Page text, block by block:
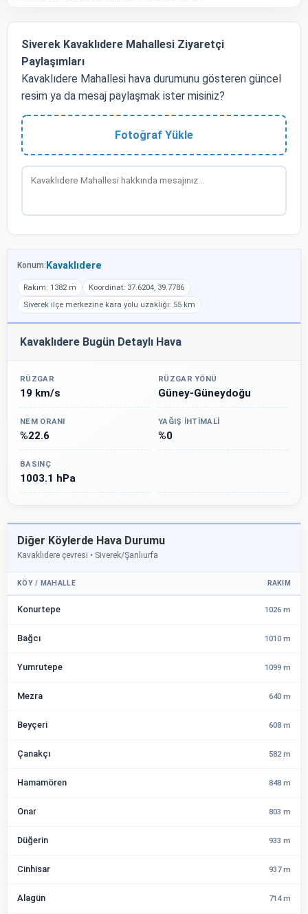
Siverek Kavaklıdere Mahallesi Ziyaretçi
Paylaşımları
Kavaklıdere Mahallesi hava durumunu gösteren güncel
resim ya da mesaj paylaşmak ister misiniz?
Fotoğraf Yükle
Konum: Kavaklıdere
Rakım: 1382 m
Koordinat: 37.6204, 39.7786
Siverek ilçe merkezine kara yolu uzaklığı: 55 km
Kavaklıdere Bugün Detaylı Hava
RÜZGAR
19 km/s
RÜZGAR YÖNÜ
Güney-Güneydoğu
NEM ORANI
%22.6
YAĞIŞ İHTIMALI
%0
BASINÇ
1003.1 hPa
Diğer Köylerde Hava Durumu
Kavaklıdere çevresi • Siverek/Şanlıurfa
KÖY / MAHALLE RAKIM
Konurtepe 1026 m
Bağcı 1010 m
Yumrutepe 1099 m
Mezra 640 m
Beyçeri 608 m
Çanakçı 582 m
Hamamören 848 m
Onar 803 m
Düğerin 933 m
Cinhisar 937 m
Alagün 714 m